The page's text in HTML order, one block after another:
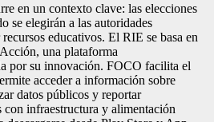
en un contexto clave: las elecciones
se elegirán a las autoridades
educativos. El RIE se basa en
una plataforma
por su innovación. FOCO facilita el
acceder a información sobre
datos públicos y reportar
con infraestructura y alimentación